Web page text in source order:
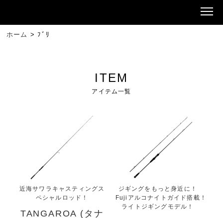
ホーム > ﾌﾞﾘ
ITEM
アイテム一覧
近海サワラキャスティングス
ペシャルロッド！
TANGAROA (タナ
ジギングをもっと身近に！
Fujiアルコナイトガイド搭載！
ライトジギングモデル！